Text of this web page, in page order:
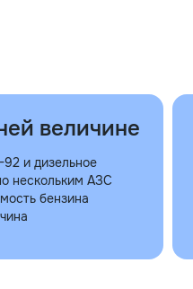
величине
и дизельное
нескольким АЗС
бензина